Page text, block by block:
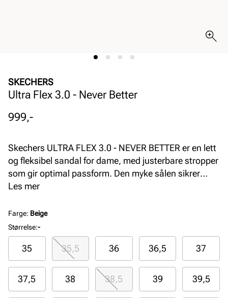
SKECHERS
Ultra Flex 3.0 - Never Better
Pris
999,-
Skechers ULTRA FLEX 3.0 - NEVER BETTER er en lett
og fleksibel sandal for dame, med justerbare stropper
som gir optimal passform. Den myke sålen sikrer
komfort hele dagen, perfekt for aktive sommerdager
Les mer
Farge: Beige
Størrelse:-
35 35,5 36 36,5 37
37,5 38 38,5 39 39,5